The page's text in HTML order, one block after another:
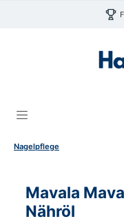
Zum Hauptinhalt springen
Nagelpflege
Mavala
Nähröl